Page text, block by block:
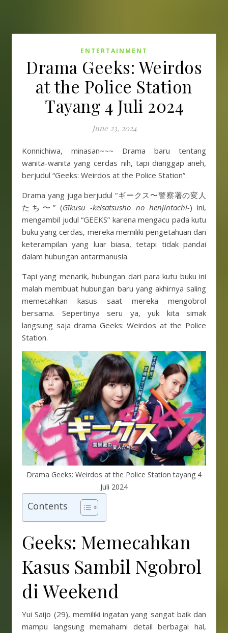
ENTERTAINMENT
Drama Geeks: Weirdos
at the Police Station
Tayang 4 Juli 2024
June 23, 2024
Konnichiwa, minasan~~~ Drama baru tentang
wanita-wanita yang cerdas nih, tapi dianggap aneh,
berjudul “Geeks: Weirdos at the Police Station”.
Drama yang juga berjudul “ギークス〜警察署の変人
たち〜” (Gīkusu -keisatsusho no henjintachi-) ini,
mengambil judul “GEEKS” karena mengacu pada kutu
buku yang cerdas, mereka memiliki pengetahuan dan
keterampilan yang luar biasa, tetapi tidak pandai
dalam hubungan antarmanusia.
Tapi yang menarik, hubungan dari para kutu buku ini
malah membuat hubungan baru yang akhirnya saling
memecahkan kasus saat mereka mengobrol
bersama. Sepertinya seru ya, yuk kita simak
langsung saja drama Geeks: Weirdos at the Police
Station.
Drama Geeks: Weirdos at the Police Station tayang 4
Juli 2024
Contents
Geeks: Memecahkan
Kasus Sambil Ngobrol
di Weekend
Yui Saijo (29), memiliki ingatan yang sangat baik dan
mampu langsung memahami detail berbagai hal,